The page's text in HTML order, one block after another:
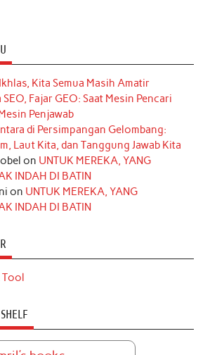
Kita Semua Masih Amatir
SEO, Fajar GEO: Saat Mesin Pencari
Penjawab
di Persimpangan Gelombang:
Laut Kita, dan Tanggung Jawab Kita
on UNTUK MEREKA, YANG
INDAH DI BATIN
on UNTUK MEREKA, YANG
INDAH DI BATIN